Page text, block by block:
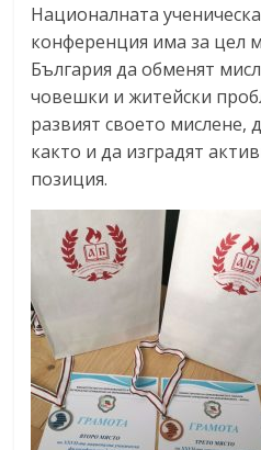
Националната
конференция има за цел
България да обменят
човешки и житейски
развият своето мислене,
както и да изградят
позиция.